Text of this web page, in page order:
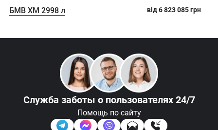
БМВ ХМ 2998 л від6 823 085грн
Служба заботы о пользователях 24/7
Помощь по сайту